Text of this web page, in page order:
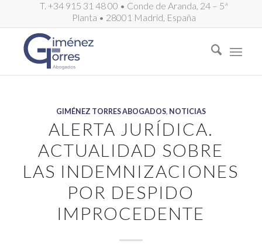
T. +34 915 31 48 00 • Conde de Aranda, 24 – 5ª
Planta • 28001 Madrid, España
GIMÉNEZ TORRES ABOGADOS, NOTICIAS
ALERTA JURÍDICA.
ACTUALIDAD SOBRE
LAS INDEMNIZACIONES
POR DESPIDO
IMPROCEDENTE